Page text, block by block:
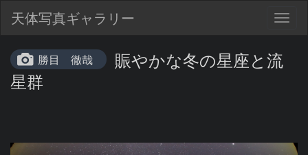
天体写真ギャラリー
勝目 徹哉
賑やかな冬の星座と流
星群